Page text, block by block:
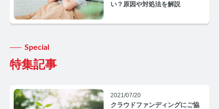
コルチゾールコラム TOP
PMSコラム TOP
更年期コラム TOP
い？原因や対処法を解説
特集記事
Special
2021/07/20
クラウドファンディングにご協